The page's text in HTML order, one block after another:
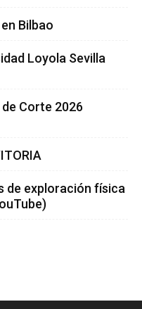
Bilbao
Loyola Sevilla
Corte 2026
de exploración física